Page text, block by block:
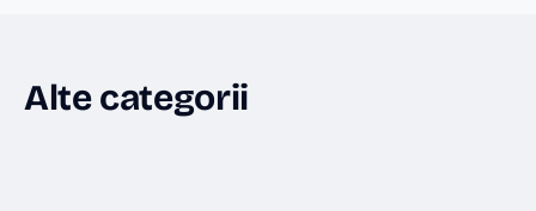
Alte categorii